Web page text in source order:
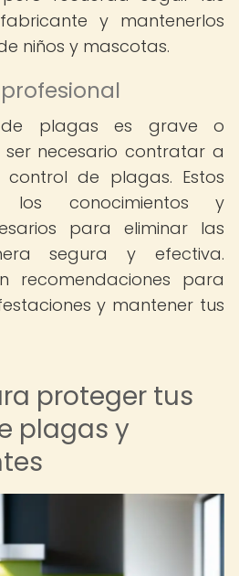
y mantenerlos
niños y mascotas.
plagas es grave o
ser necesario contratar a
de plagas. Estos
los conocimientos y
para eliminar las
segura y efectiva.
recomendaciones para
y mantener tus
proteger tus
plagas y